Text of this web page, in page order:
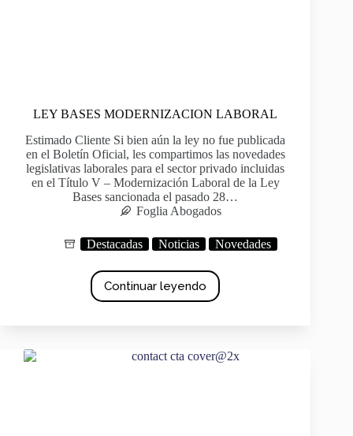
LEY BASES MODERNIZACION LABORAL
Estimado Cliente Si bien aún la ley no fue publicada
en el Boletín Oficial, les compartimos las novedades
legislativas laborales para el sector privado incluidas
en el Título V – Modernización Laboral de la Ley
Bases sancionada el pasado 28…
Foglia Abogados
Destacadas Noticias Novedades
Continuar leyendo